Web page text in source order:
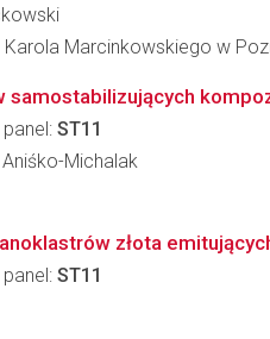
Marcinkowskiego w
ST11
Michalak
złota
ST11